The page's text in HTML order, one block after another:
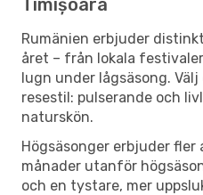
Timișoara
Rumänien erbjuder
året – från lokala
lugn under lågsäsong.
resestil: pulserande och
naturskön.
Högsäsonger erbjuder
månader utanför
och en tystare, mer